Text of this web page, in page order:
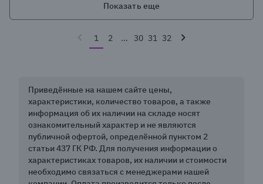
Показать еще
1 2 ... 30 31 32
Приведённые на нашем сайте цены,
характеристики, количество товаров, а также
информация об их наличии на складе носят
ознакомительный характер и не являются
публичной офертой, определённой пунктом 2
статьи 437 ГК РФ. Для получения информации о
характеристиках товаров, их наличии и стоимости
необходимо связаться с менеджерами нашей